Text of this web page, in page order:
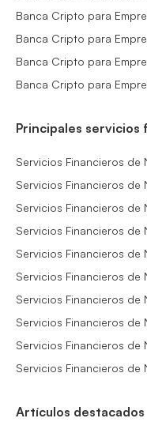
Banca Cripto para
Banca Cripto para
Banca Cripto para
Banca Cripto para
Principales servicios
Servicios Financieros de
Servicios Financieros de
Servicios Financieros de
Servicios Financieros de
Servicios Financieros de
Servicios Financieros de
Servicios Financieros de
Servicios Financieros de
Servicios Financieros de
Servicios Financieros de
Artículos destacados